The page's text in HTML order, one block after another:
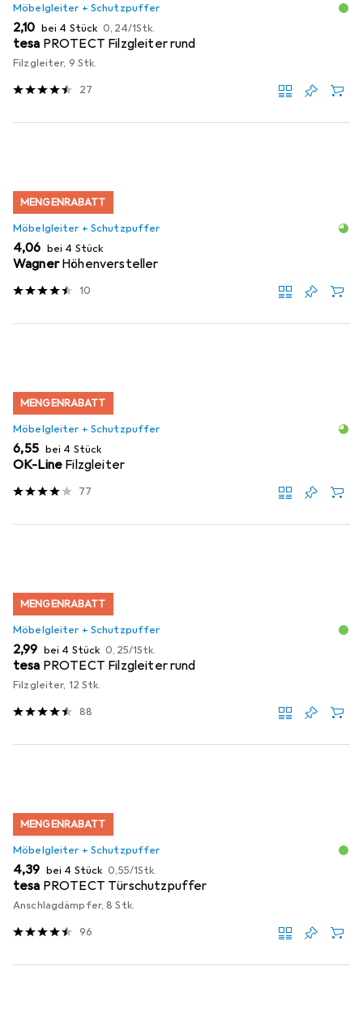
Möbelgleiter + Schutzpuffer
EUR
2,10 bei 4 Stück EUR
0,24/1Stk.
tesa PROTECT Filzgleiter rund
Filzgleiter, 9 Stk.
27
MENGENRABATT
Möbelgleiter + Schutzpuffer
EUR
4,06 bei 4 Stück
Wagner Höhenversteller
10
MENGENRABATT
Möbelgleiter + Schutzpuffer
EUR
6,55 bei 4 Stück
OK-Line Filzgleiter
77
MENGENRABATT
Möbelgleiter + Schutzpuffer
EUR
2,99 bei 4 Stück EUR
0,25/1Stk.
tesa PROTECT Filzgleiter rund
Filzgleiter, 12 Stk.
88
MENGENRABATT
Möbelgleiter + Schutzpuffer
EUR
4,39 bei 4 Stück EUR
0,55/1Stk.
tesa PROTECT Türschutzpuffer
Anschlagdämpfer, 8 Stk.
96